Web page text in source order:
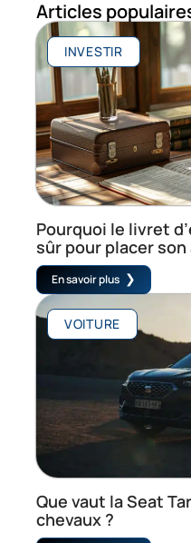
Articles
INVESTIR
Pourquoi le livret
sûr pour placer son
En savoir plus
VOITURE
Que vaut la Seat
chevaux ?